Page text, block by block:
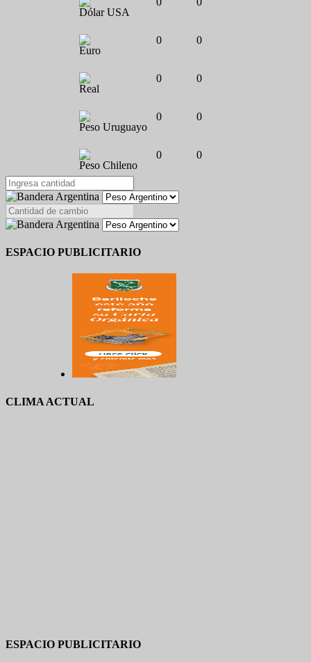
Dólar USA
Euro
0 0
Real
0 0
Peso Uruguayo
0 0
Peso Chileno
0 0
ESPACIO PUBLICITARIO
CLIMA ACTUAL
ESPACIO PUBLICITARIO